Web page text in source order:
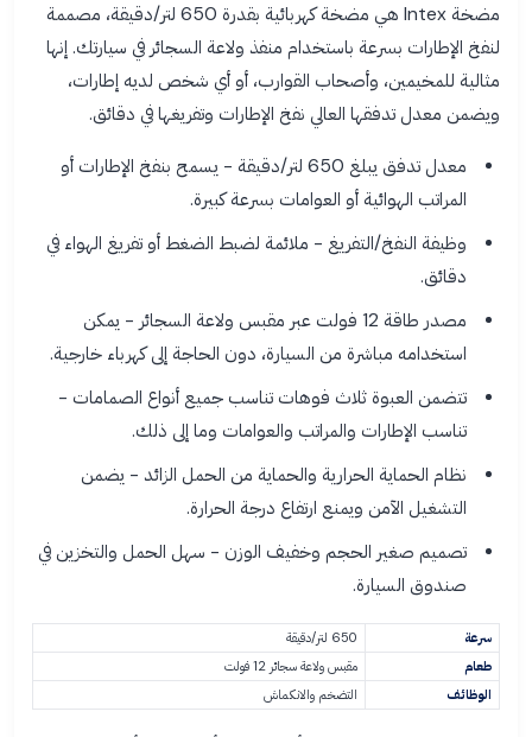
مضخة Intex هي مضخة كهربائية بقدرة 650 لتر/دقيقة، مصممة
لنفخ الإطارات بسرعة باستخدام منفذ ولاعة السجائر في سيارتك. إنها
مثالية للمخيمين، وأصحاب القوارب، أو أي شخص لديه إطارات،
ويضمن معدل تدفقها العالي نفخ الإطارات وتفريغها في دقائق.
معدل تدفق يبلغ 650 لتر/دقيقة - يسمح بنفخ الإطارات أو
المراتب الهوائية أو العوامات بسرعة كبيرة.
وظيفة النفخ/التفريغ - ملائمة لضبط الضغط أو تفريغ الهواء في
دقائق.
مصدر طاقة 12 فولت عبر مقبس ولاعة السجائر - يمكن
استخدامه مباشرة من السيارة، دون الحاجة إلى كهرباء خارجية.
تتضمن العبوة ثلاث فوهات تناسب جميع أنواع الصمامات -
تناسب الإطارات والمراتب والعوامات وما إلى ذلك.
نظام الحماية الحرارية والحماية من الحمل الزائد - يضمن
التشغيل الآمن ويمنع ارتفاع درجة الحرارة.
تصميم صغير الحجم وخفيف الوزن - سهل الحمل والتخزين في
صندوق السيارة.
سرعة
650 لتر/دقيقة
طعام
مقبس ولاعة سجائر 12 فولت
الوظائف
التضخم والانكماش